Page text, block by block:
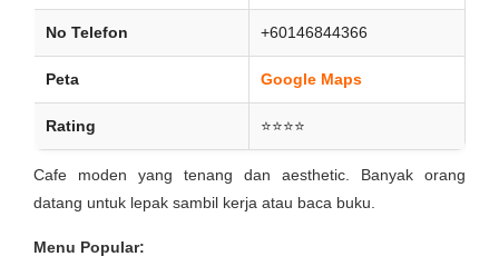
No Telefon +60146844366
Peta Google Maps
Rating ⭐⭐⭐⭐
Cafe moden yang tenang dan aesthetic. Banyak orang
datang untuk lepak sambil kerja atau baca buku.
Menu Popular: